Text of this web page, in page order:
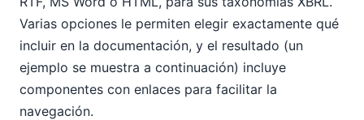
Varias opciones le permiten elegir exactamente qué
incluir en la documentación, y el resultado (un
ejemplo se muestra a continuación) incluye
componentes con enlaces para facilitar la
navegación.